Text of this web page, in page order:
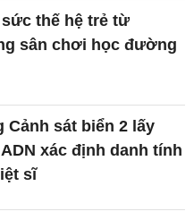
thế hệ trẻ từ
sân chơi học đường
Cảnh sát biển 2 lấy
xác định danh tính
sĩ